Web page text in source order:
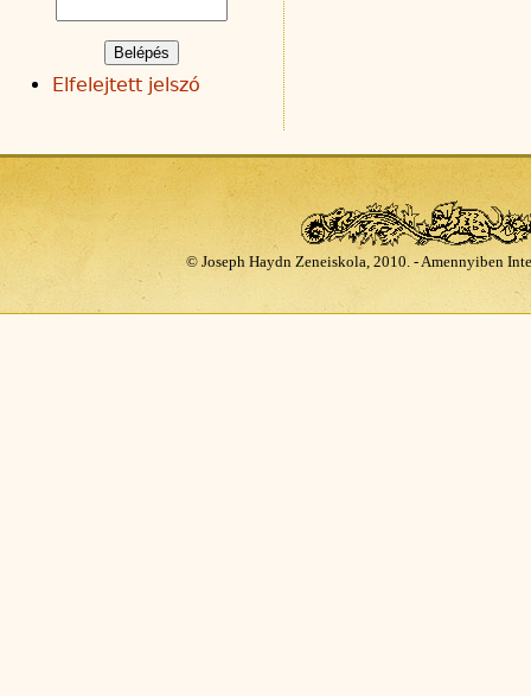
Elfelejtett jelszó
© Joseph Haydn Zeneiskola, 2010. - Amennyiben